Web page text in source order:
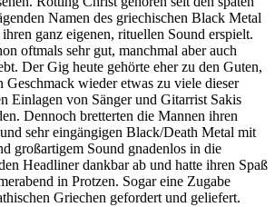
Namen des griechischen Black Metal
ganz eigenen, rituellen Sound erspielt.
oftmals sehr gut, manchmal aber auch
Der Gig heute gehörte eher zu den Guten,
Geschmack wieder etwas zu viele dieser
Einlagen von Sänger und Gitarrist Sakis
Dennoch bretterten die Mannen ihren
sehr eingängigen Black/Death Metal mit
großartigem Sound gnadenlos in die
Headliner dankbar ab und hatte ihren Spaß
in Protzen. Sogar eine Zugabe
Griechen gefordert und geliefert.